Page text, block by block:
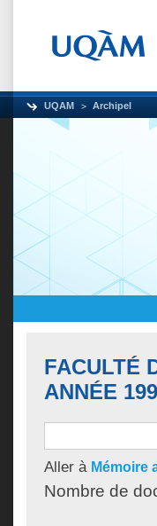
UQAM Archipel
FACULTÉ
ANNÉE
Aller à Mémoire
Nombre de